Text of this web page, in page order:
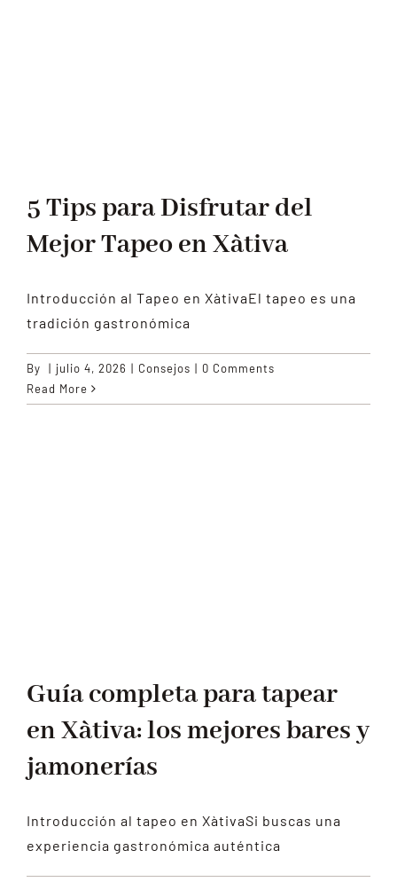
5 Tips para Disfrutar del
Mejor Tapeo en Xàtiva
Introducción al Tapeo en XàtivaEl tapeo es una
tradición gastronómica
By | julio 4, 2026 | Consejos | 0 Comments
Read More
Guía completa para tapear
en Xàtiva: los mejores bares y
jamonerías
Introducción al tapeo en XàtivaSi buscas una
experiencia gastronómica auténtica